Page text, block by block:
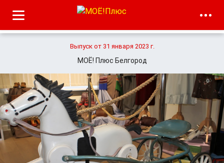
Выпуск от 31 января 2023 г.
МОЁ! Плюс Белгород